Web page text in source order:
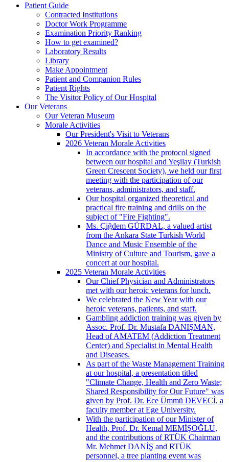
Patient Guide
Contracted Institutions
Doctor Work Programme
Examination Priority Ranking
How to get examined?
Laboratory Results
Library
Make Appointment
Patient and Companion Rules
Patient Rights
The Visitor Policy of Our Hospital
Our Veterans
Our Veteran Museum
Morale Activities
Our President's Visit to Veterans
2026 Veteran Morale Activities
In accordance with the protocol signed
between our hospital and Yeşilay (Turkish
Green Crescent Society), we held our first
meeting with the participation of our
veterans, administrators, and staff.
Our hospital organized theoretical and
practical fire training and drills on the
subject of "Fire Fighting".
Ms. Çiğdem GÜRDAL, a valued artist
from the Ankara State Turkish World
Dance and Music Ensemble of the
Ministry of Culture and Tourism, gave a
concert at our hospital.
2025 Veteran Morale Activities
Our Chief Physician and Administrators
met with our heroic veterans for lunch.
We celebrated the New Year with our
heroic veterans, patients, and staff.
Gambling addiction training was given by
Assoc. Prof. Dr. Mustafa DANIŞMAN,
Head of AMATEM (Addiction Treatment
Center) and Specialist in Mental Health
and Diseases.
As part of the Waste Management Training
at our hospital, a presentation titled
"Climate Change, Health and Zero Waste;
Shared Responsibility for Our Future" was
given by Prof. Dr. Ece Ümmü DEVECİ, a
faculty member at Ege University.
With the participation of our Minister of
Health, Prof. Dr. Kemal MEMİŞOĞLU,
and the contributions of RTÜK Chairman
Mr. Mehmet DANİŞ and RTÜK
personnel, a tree planting event was